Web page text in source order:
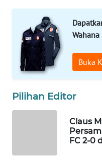
Buka
Pilihan Editor
Claus
FC 2-0
MARTABAT
NET
PLN